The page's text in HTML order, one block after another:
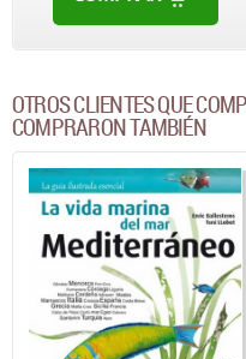
OTROS CLIENTES QUE
COMPRARON TAMBIÉN